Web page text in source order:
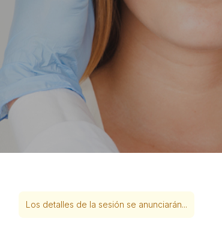
Los detalles de la sesión se anunciarán...